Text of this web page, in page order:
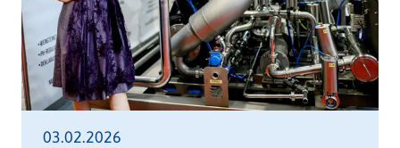
03.02.2026